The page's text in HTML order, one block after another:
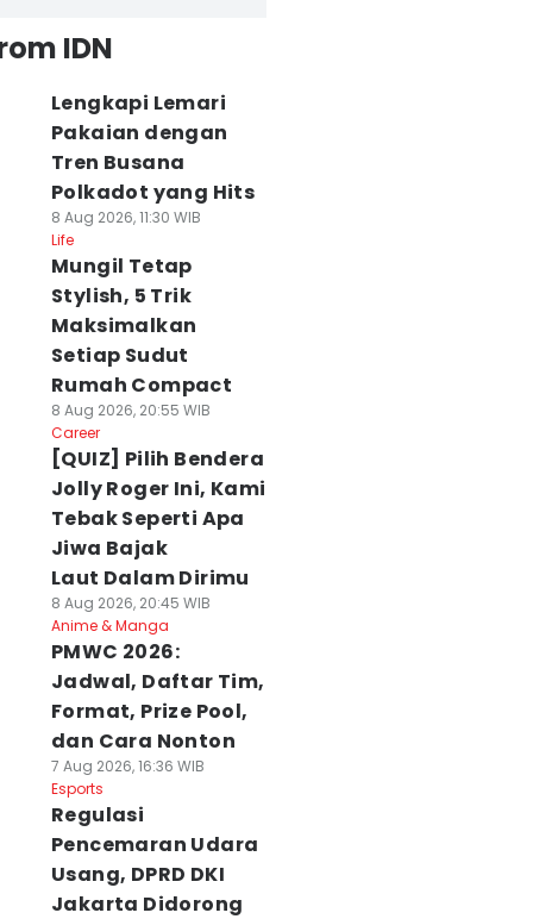
IDN
Lengkapi Lemari
Pakaian dengan
Tren Busana
Polkadot yang Hits
8 Aug 2026, 11:30 WIB
Life
Mungil Tetap
Stylish, 5 Trik
Maksimalkan
Setiap Sudut
Rumah Compact
8 Aug 2026, 20:55 WIB
Career
[QUIZ] Pilih Bendera
Jolly Roger Ini, Kami
Tebak Seperti Apa
Jiwa Bajak
Laut Dalam Dirimu
8 Aug 2026, 20:45 WIB
Anime & Manga
PMWC 2026:
Jadwal, Daftar Tim,
Format, Prize Pool,
dan Cara Nonton
7 Aug 2026, 16:36 WIB
Esports
Regulasi
Pencemaran Udara
Usang, DPRD DKI
Jakarta Didorong